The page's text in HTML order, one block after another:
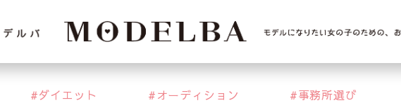
ダイエット オーディション 事務所選び